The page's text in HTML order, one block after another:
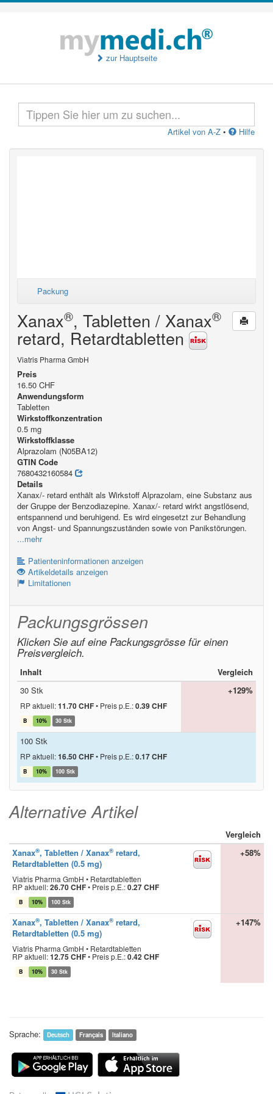
zur Hauptseite
Artikel von A-Z • Hilfe
Packung
Xanax®, Tabletten / Xanax®
retard, Retardtabletten
Viatris Pharma GmbH
Preis
16.50 CHF
Anwendungsform
Tabletten
Wirkstoffkonzentration
0.5 mg
Wirkstoffklasse
Alprazolam (N05BA12)
GTIN Code
7680432160584
Details
Xanax/- retard enthält als Wirkstoff Alprazolam, eine Substanz aus
der Gruppe der Benzodiazepine. Xanax/- retard wirkt angstlösend,
entspannend und beruhigend. Es wird eingesetzt zur Behandlung
von Angst- und Spannungszuständen sowie von Panikstörungen.
...mehr
Patienteninformationen anzeigen
Artikeldetails anzeigen
Limitationen
Packungsgrössen
Klicken Sie auf eine Packungsgrösse für einen
Preisvergleich.
Inhalt
Vergleich
30 Stk
RP aktuell:11.70 CHF• Preis p.E.:0.39 CHF
B 10% 30 Stk
+129%
100 Stk
RP aktuell:16.50 CHF• Preis p.E.:0.17 CHF
B 10% 100 Stk
Alternative Artikel
Vergleich
Xanax®, Tabletten / Xanax® retard,
Retardtabletten (0.5 mg)
Viatris Pharma GmbH • Retardtabletten
RP aktuell:26.70 CHF• Preis p.E.:0.27 CHF
B 10% 100 Stk
+58%
Xanax®, Tabletten / Xanax® retard,
Retardtabletten (0.5 mg)
Viatris Pharma GmbH • Retardtabletten
RP aktuell:12.75 CHF• Preis p.E.:0.42 CHF
B 10% 30 Stk
+147%
Sprache: Deutsch Français Italiano